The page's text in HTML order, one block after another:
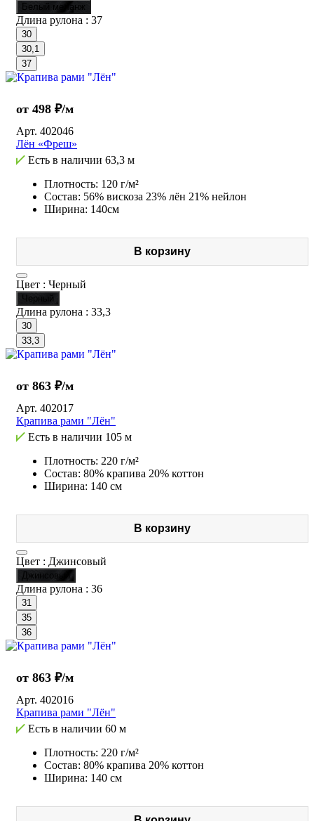
Белый меланж
Длина рулона : 37
30
30,1
37
от 498 ₽/м
Арт. 402046
Лён «Фреш»
Есть в наличии 63,3 м
Плотность: 120 г/м²
Состав: 56% вискоза 23% лён 21% нейлон
Ширина: 140см
В корзину
Цвет : Черный
Черный
Длина рулона : 33,3
30
33,3
от 863 ₽/м
Арт. 402017
Крапива рами "Лён"
Есть в наличии 105 м
Плотность: 220 г/м²
Состав: 80% крапива 20% коттон
Ширина: 140 см
В корзину
Цвет : Джинсовый
Джинсовый
Длина рулона : 36
31
35
36
от 863 ₽/м
Арт. 402016
Крапива рами "Лён"
Есть в наличии 60 м
Плотность: 220 г/м²
Состав: 80% крапива 20% коттон
Ширина: 140 см